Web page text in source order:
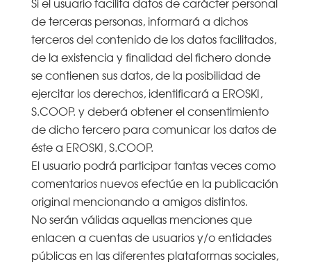
de terceras personas, informará a dichos
terceros del contenido de los datos facilitados,
de la existencia y finalidad del fichero donde
se contienen sus datos, de la posibilidad de
ejercitar los derechos, identificará a EROSKI,
S.COOP. y deberá obtener el consentimiento
de dicho tercero para comunicar los datos de
éste a EROSKI, S.COOP.
El usuario podrá participar tantas veces como
comentarios nuevos efectúe en la publicación
original mencionando a amigos distintos.
No serán válidas aquellas menciones que
enlacen a cuentas de usuarios y/o entidades
públicas en las diferentes plataformas sociales,